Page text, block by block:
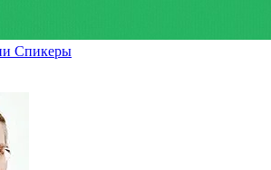
Спикеры